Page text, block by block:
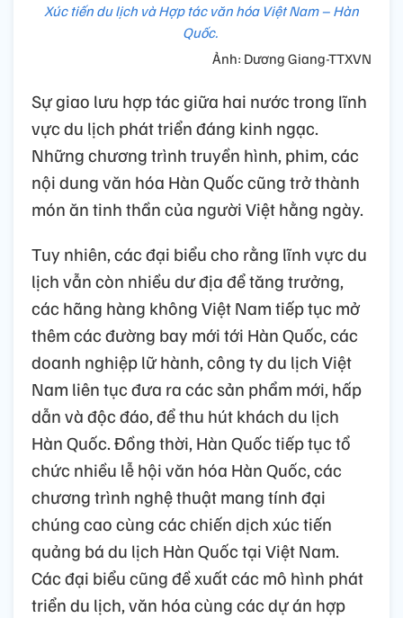
Xúc tiến du lịch và Hợp tác văn hóa Việt Nam – Hàn
Quốc.
Ảnh: Dương Giang-TTXVN
Sự giao lưu hợp tác giữa hai nước trong lĩnh
vực du lịch phát triển đáng kinh ngạc.
Những chương trình truyền hình, phim, các
nội dung văn hóa Hàn Quốc cũng trở thành
món ăn tinh thần của người Việt hằng ngày.
Tuy nhiên, các đại biểu cho rằng lĩnh vực du
lịch vẫn còn nhiều dư địa để tăng trưởng,
các hãng hàng không Việt Nam tiếp tục mở
thêm các đường bay mới tới Hàn Quốc, các
doanh nghiệp lữ hành, công ty du lịch Việt
Nam liên tục đưa ra các sản phẩm mới, hấp
dẫn và độc đáo, để thu hút khách du lịch
Hàn Quốc. Đồng thời, Hàn Quốc tiếp tục tổ
chức nhiều lễ hội văn hóa Hàn Quốc, các
chương trình nghệ thuật mang tính đại
chúng cao cùng các chiến dịch xúc tiến
quảng bá du lịch Hàn Quốc tại Việt Nam.
Các đại biểu cũng đề xuất các mô hình phát
triển du lịch, văn hóa cùng các dự án hợp